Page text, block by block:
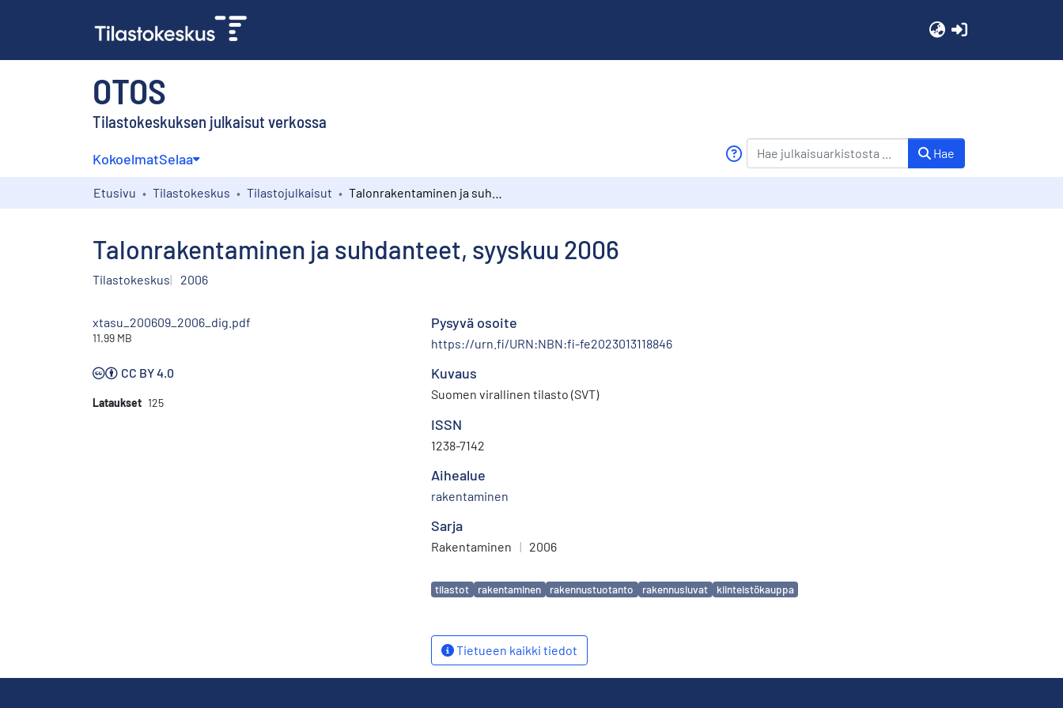
OTOS
Tilastokeskuksen julkaisut verkossa
KokoelmatSelaa Hae
Etusivu Tilastokeskus Tilastojulkaisut
Talonrakentaminen ja suhdanteet, syyskuu 2006
Tilastokeskus 2006
xtasu_200609_2006_dig.pdf
11.99 MB
CC BY 4.0
Lataukset 125
Pysyvä osoite
https://urn.fi/URN:NBN:fi-fe2023013118846
Kuvaus
Suomen virallinen tilasto (SVT)
ISSN
1238-7142
Aihealue
rakentaminen
Sarja
Rakentaminen | 2006
Avainsanat
tilastot rakentaminen rakennustuotanto rakennusluvat kiinteistökauppa
Tietueen kaikki tiedot